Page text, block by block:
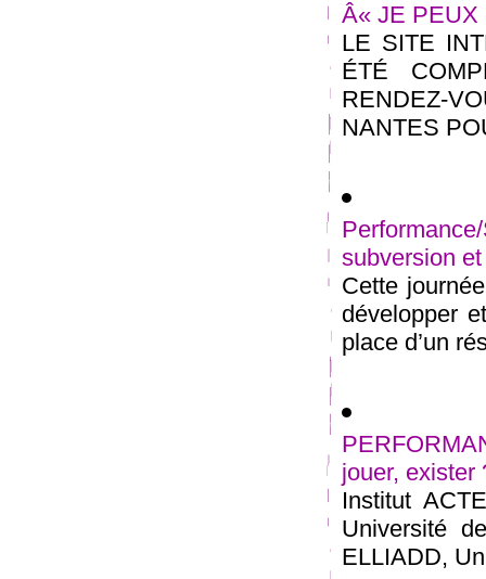
Â« JE PEUX
LE SITE
ÉTÉ
RENDEZ-
NANTES
subversion
Cette
développer
place d’un
jouer, exister
Institut
Université
ELLIADD,